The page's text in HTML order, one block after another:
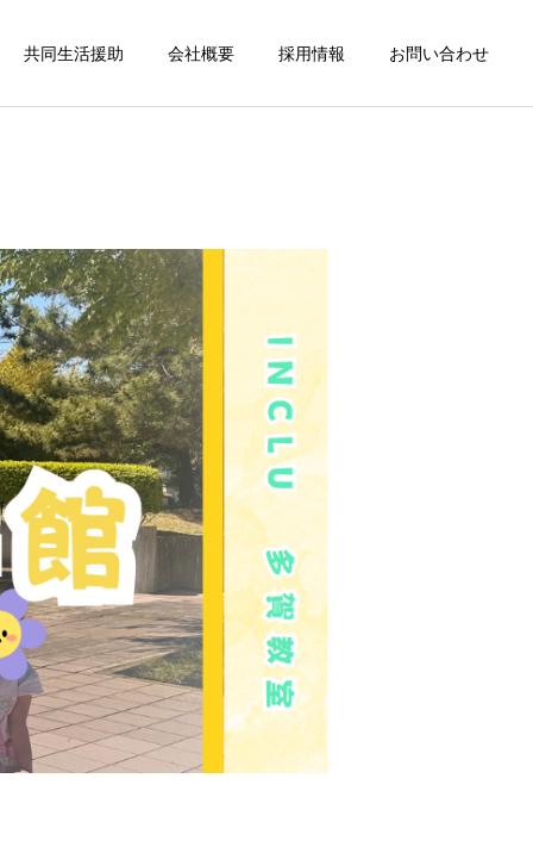
共同生活援助 会社概要 採用情報 お問い合わせ